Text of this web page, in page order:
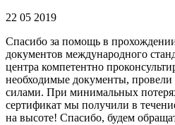
22 05 2019
Спасибо за помощь в
документов международного
центра компетентно
необходимые документы,
силами. При минимальных
сертификат мы получили в
на высоте! Спасибо, будем